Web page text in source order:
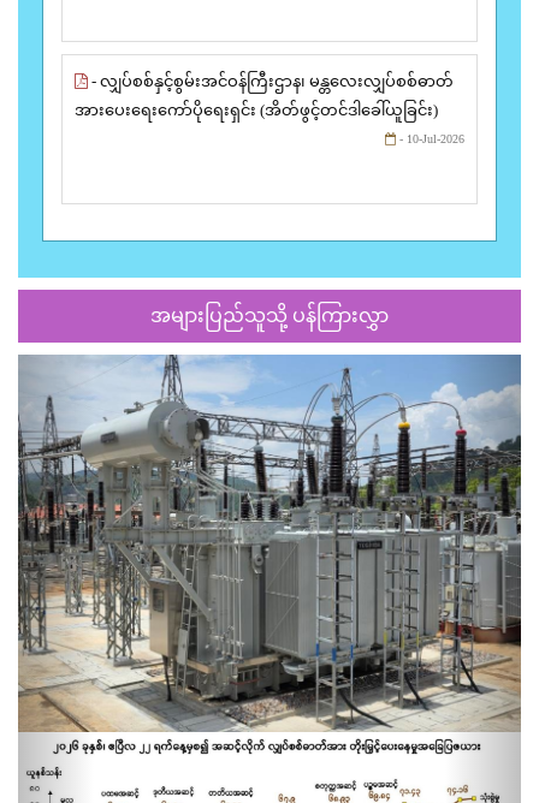
- လျှပ်စစ်နှင့်စွမ်းအင်ဝန်ကြီးဌာန၊ မန္တလေးလျှပ်စစ်ဓာတ်
အားပေးရေးကော်ပိုရေးရှင်း (အိတ်ဖွင့်တင်ဒါခေါ်ယူခြင်း)
- 10-Jul-2026
အများပြည်သူသို့ ပန်ကြားလွှာ
Previous